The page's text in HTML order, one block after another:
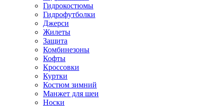
Гидрокостюмы
Гидрофутболки
Джерси
Жилеты
Защита
Комбинезоны
Кофты
Кроссовки
Куртки
Костюм зимний
Манжет для шеи
Носки